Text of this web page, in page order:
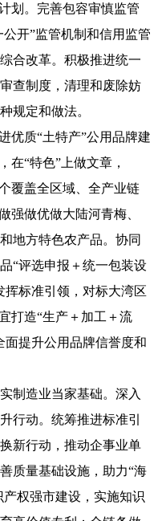
划。完善包容审慎监管
开”监管机制和信用监管
合改革。积极推进统一
查制度，清理和废除妨
规定和做法。
质“土特产”公用品牌建
在“特色”上做文章，
覆盖全区域、全产业链
强做优做大陆河青梅、
地方特色农产品。协同
“评选申报＋统一包装设
挥标准引领，对标大湾区
打造“生产＋加工＋流
面提升公用品牌信誉度和
造业当家基础。深入
行动。统筹推进标准引
新行动，推动企事业单
质量基础设施，助力“海
产权强市建设，实施知识